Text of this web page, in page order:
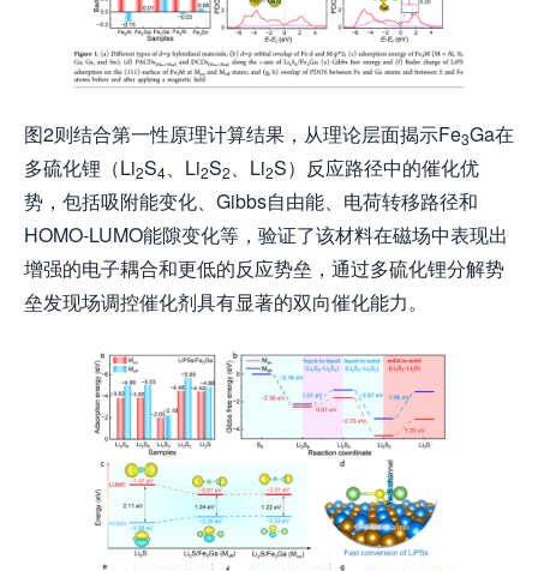
图2则结合第一性原理计算结果，从理论层面揭示Fe3Ga在
多硫化锂（Li2S4、Li2S2、Li2S）反应路径中的催化优
势，包括吸附能变化、Gibbs自由能、电荷转移路径和
HOMO-LUMO能隙变化等，验证了该材料在磁场中表现出
增强的电子耦合和更低的反应势垒，通过多硫化锂分解势
垒发现场调控催化剂具有显著的双向催化能力。